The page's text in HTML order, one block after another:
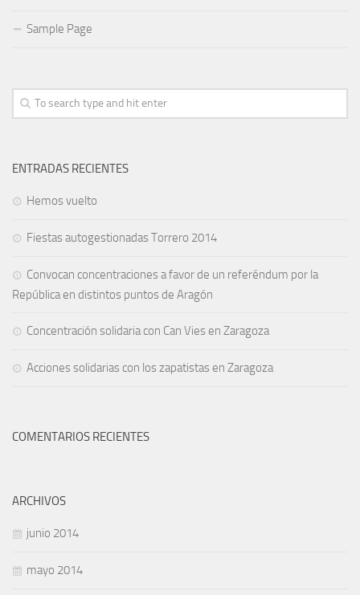
Sample Page
ENTRADAS RECIENTES
Hemos vuelto
Fiestas autogestionadas Torrero 2014
Convocan concentraciones a favor de un referéndum por la
República en distintos puntos de Aragón
Concentración solidaria con Can Vies en Zaragoza
Acciones solidarias con los zapatistas en Zaragoza
COMENTARIOS RECIENTES
ARCHIVOS
junio 2014
mayo 2014